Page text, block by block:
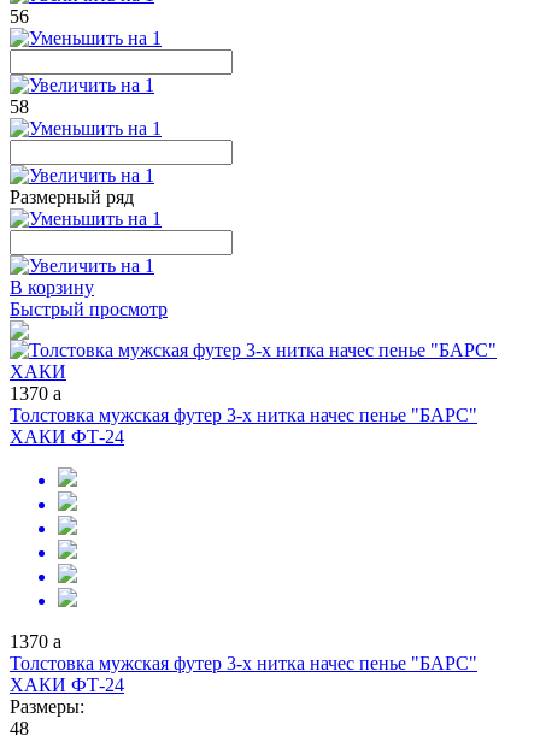
56
58
Размерный ряд
В корзину
Быстрый просмотр
1370 a
Толстовка мужская футер 3-х нитка начес пенье "БАРС"
ХАКИ ФТ-24
1370 a
Толстовка мужская футер 3-х нитка начес пенье "БАРС"
ХАКИ ФТ-24
Размеры:
48